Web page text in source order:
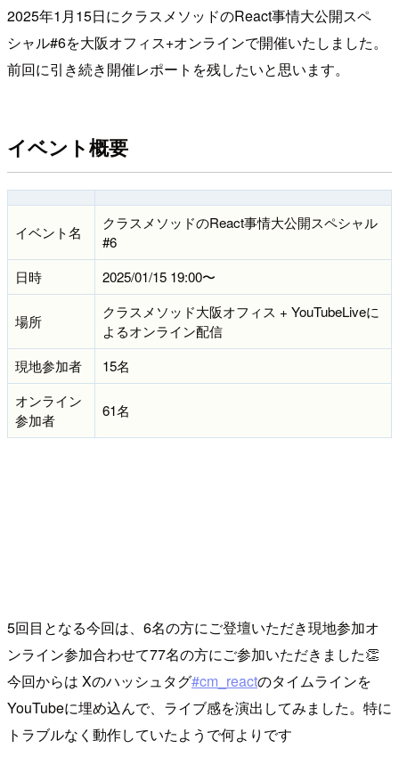
2025年1月15日にクラスメソッドのReact事情大公開スペ
シャル#6を大阪オフィス+オンラインで開催いたしました。
前回に引き続き開催レポートを残したいと思います。
イベント概要
イベント名
クラスメソッドのReact事情大公開スペシャル
#6
日時
2025/01/15 19:00〜
場所
クラスメソッド大阪オフィス + YouTubeLiveに
よるオンライン配信
現地参加者
15名
オンライン
参加者
61名
5回目となる今回は、6名の方にご登壇いただき現地参加オ
ンライン参加合わせて77名の方にご参加いただきました👏
今回からは Xのハッシュタグ#cm_reactのタイムラインを
YouTubeに埋め込んで、ライブ感を演出してみました。特に
トラブルなく動作していたようで何よりです